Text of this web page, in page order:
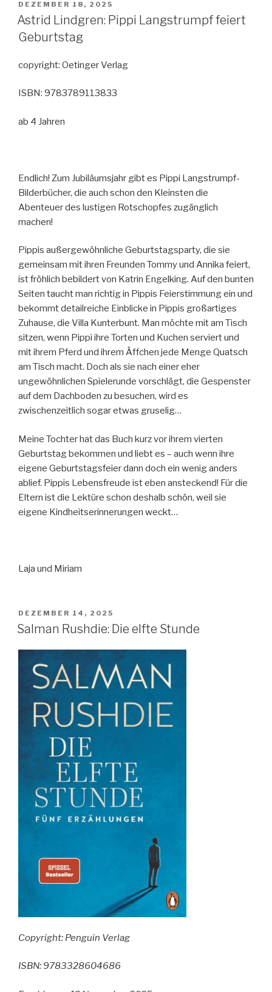
Archives
–
Fall
Fangs“
VERÖFFENTLICHT
AM
DEZEMBER 18, 2025
Astrid Lindgren: Pippi Langstrumpf feiert
Geburtstag
copyright: Oetinger Verlag
ISBN: 9783789113833
ab 4 Jahren
Endlich! Zum Jubiläumsjahr gibt es Pippi Langstrumpf-
Bilderbücher, die auch schon den Kleinsten die
Abenteuer des lustigen Rotschopfes zugänglich
machen!
Pippis außergewöhnliche Geburtstagsparty, die sie
gemeinsam mit ihren Freunden Tommy und Annika feiert,
ist fröhlich bebildert von Katrin Engelking. Auf den bunten
Seiten taucht man richtig in Pippis Feierstimmung ein und
bekommt detailreiche Einblicke in Pippis großartiges
Zuhause, die Villa Kunterbunt. Man möchte mit am Tisch
sitzen, wenn Pippi ihre Torten und Kuchen serviert und
mit ihrem Pferd und ihrem Äffchen jede Menge Quatsch
am Tisch macht. Doch als sie nach einer eher
ungewöhnlichen Spielerunde vorschlägt, die Gespenster
auf dem Dachboden zu besuchen, wird es
zwischenzeitlich sogar etwas gruselig…
Meine Tochter hat das Buch kurz vor ihrem vierten
Geburtstag bekommen und liebt es – auch wenn ihre
eigene Geburtstagsfeier dann doch ein wenig anders
ablief. Pippis Lebensfreude ist eben ansteckend! Für die
Eltern ist die Lektüre schon deshalb schön, weil sie
eigene Kindheitserinnerungen weckt…
Laja und Miriam
VERÖFFENTLICHT
AM
DEZEMBER 14, 2025
Salman Rushdie: Die elfte Stunde
Copyright: Penguin Verlag
ISBN: 9783328604686